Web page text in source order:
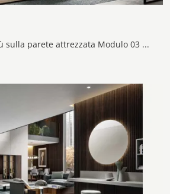
Clicca e scopri di più sulla parete attrezzata Modulo 03 del brand Veneran: è la soluzione dalle linee moderne perfetta per te.